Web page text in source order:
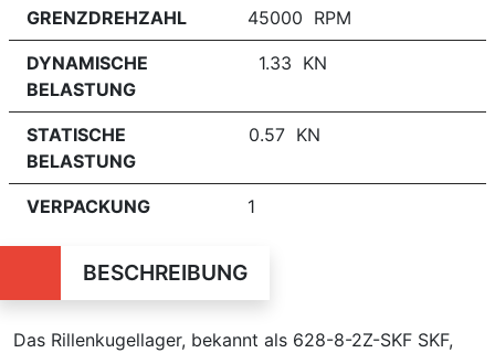
GRENZDREHZAHL 45000 RPM
DYNAMISCHE
BELASTUNG
1.33 KN
STATISCHE
BELASTUNG
0.57 KN
VERPACKUNG 1
BESCHREIBUNG
Das Rillenkugellager, bekannt als 628-8-2Z-SKF SKF,